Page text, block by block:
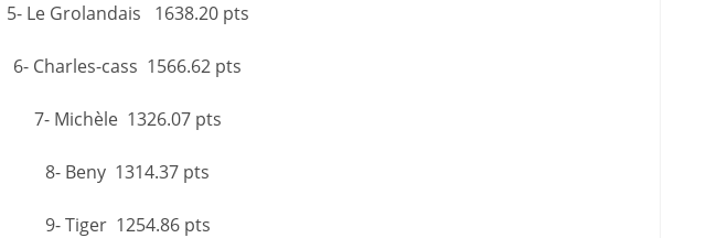
5- Le Grolandais 1638.20 pts
6- Charles-cass 1566.62 pts
7- Michèle 1326.07 pts
8- Beny 1314.37 pts
9- Tiger 1254.86 pts